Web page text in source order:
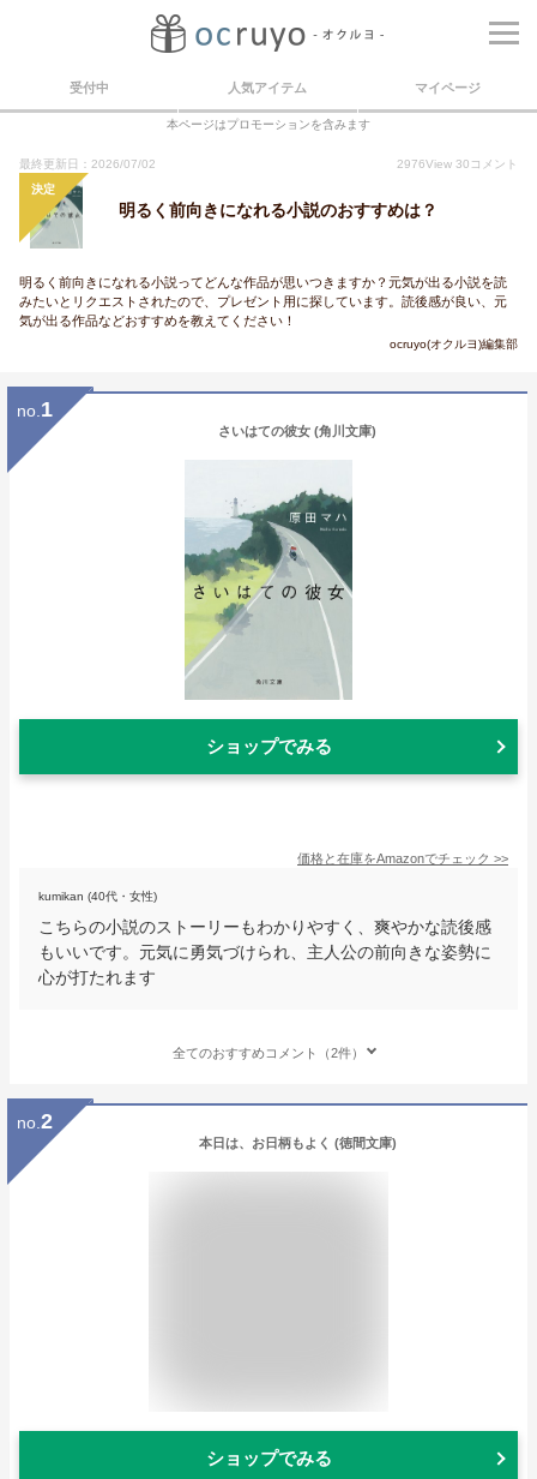
受付中 人気アイテム マイページ
本ページはプロモーションを含みます
最終更新日：2026/07/02 2976View 30 コメント
決定
明るく前向きになれる小説のおすすめは？
明るく前向きになれる小説ってどんな作品が思いつきますか？元気が出る小説を読
みたいとリクエストされたので、プレゼント用に探しています。読後感が良い、元
気が出る作品などおすすめを教えてください！
ocruyo(オクルヨ)編集部
no. 1
さいはての彼女 (角川文庫)
ショップでみる
価格と在庫をAmazonでチェック >>
kumikan (40代・女性)
こちらの小説のストーリーもわかりやすく、爽やかな読後感
もいいです。元気に勇気づけられ、主人公の前向きな姿勢に
心が打たれます
全てのおすすめコメント（2件）
no. 2
本日は、お日柄もよく (徳間文庫)
ショップでみる